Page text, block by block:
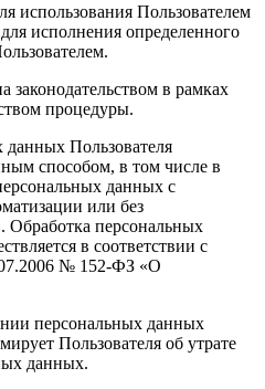
использования Пользователем
исполнения определенного
законодательством в рамках
процедуры.
данных Пользователя
способом, в том числе в
данных с
или без
Обработка персональных
в соответствии с
№ 152-ФЗ «О
персональных данных
Пользователя об утрате
данных.